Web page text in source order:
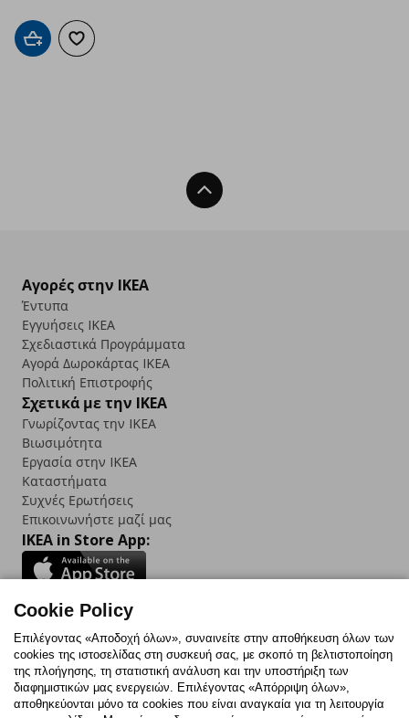
Προσθήκη στο καλάθι
Προσθήκη στα αγαπημένα
Back To Top
Αγορές στην IKEA
Έντυπα
Εγγυήσεις IKEA
Σχεδιαστικά Προγράμματα
Αγορά Δωρoκάρτας IKEA
Πολιτική Επιστροφής
Σχετικά με την IKEA
Γνωρίζοντας την IKEA
Βιωσιμότητα
Εργασία στην IKEA
Καταστήματα
Συχνές Ερωτήσεις
Επικοινωνήστε μαζί μας
IKEA in Store App:
Follow us:
FacebookInstagram
TikTokYoutubePinterestTwitter
Cookie Policy
Επιλέγοντας «Αποδοχή όλων», συναινείτε στην αποθήκευση όλων των
cookies της ιστοσελίδας στη συσκευή σας, με σκοπό τη βελτιστοποίηση
της πλοήγησης, τη στατιστική ανάλυση και την υποστήριξη των
διαφημιστικών μας ενεργειών. Επιλέγοντας «Απόρριψη όλων»,
αποθηκεύονται μόνο τα cookies που είναι αναγκαία για τη λειτουργία